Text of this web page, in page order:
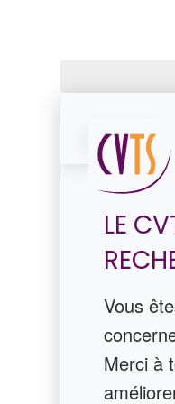
LE
Vous
Merci à